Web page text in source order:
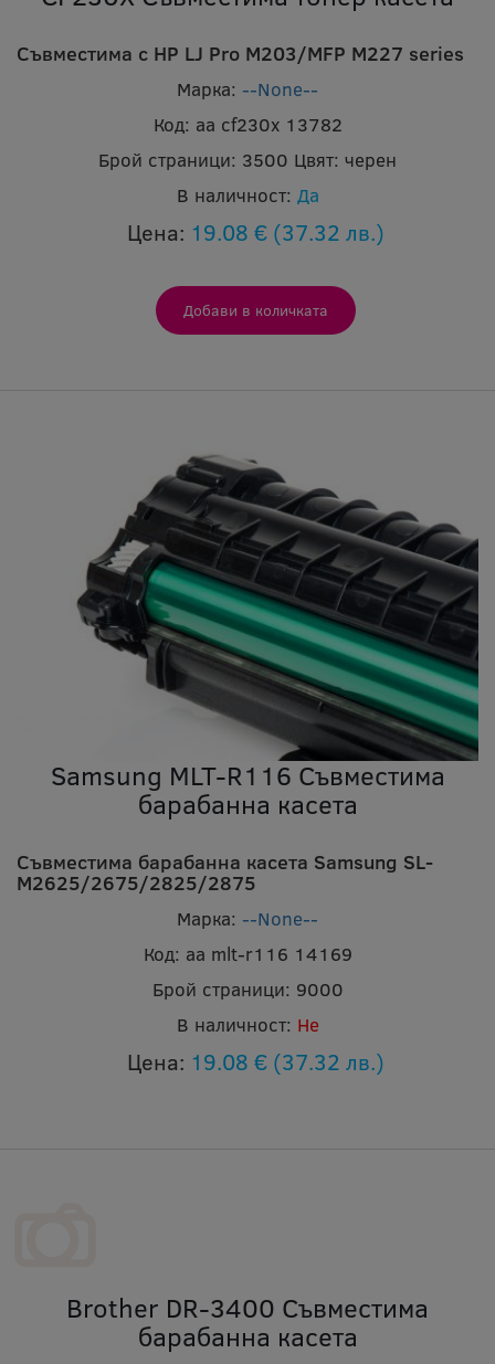
Съвместима с HP LJ Pro M203/MFP M227 series
Марка: --None--
Код: aa cf230x 13782
Брой страници: 3500 Цвят: черен
В наличност: Да
Цена: 19.08 € (37.32 лв.)
Samsung MLT-R116 Съвместима
барабанна касета
Съвместима барабанна касета Samsung SL-
M2625/2675/2825/2875
Марка: --None--
Код: aa mlt-r116 14169
Брой страници: 9000
В наличност: Не
Цена: 19.08 € (37.32 лв.)
Brother DR-3400 Съвместима
барабанна касета